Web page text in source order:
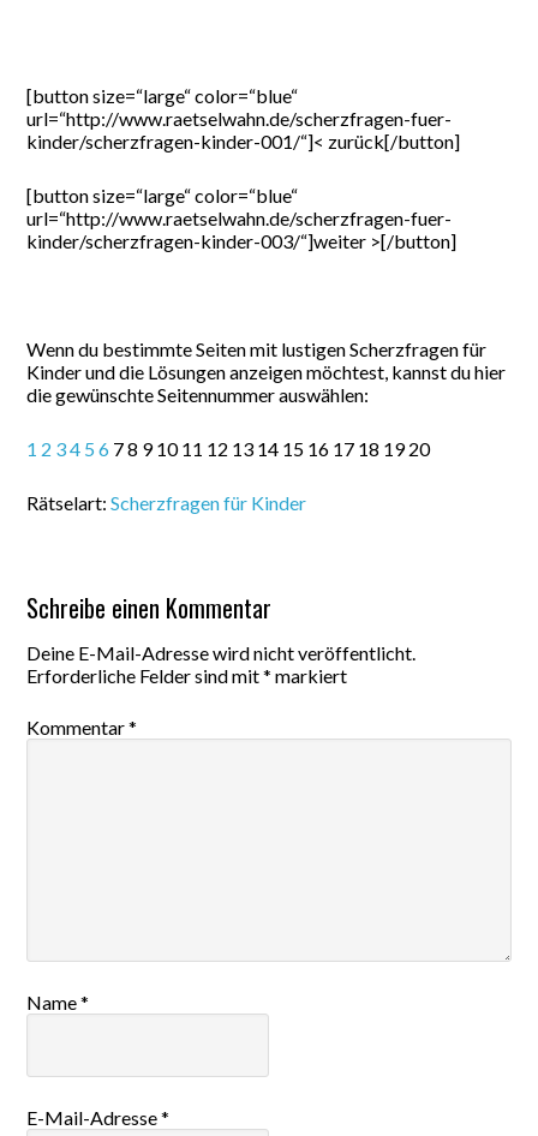
[button size=“large“ color=“blue“
url=“http://www.raetselwahn.de/scherzfragen-fuer-
kinder/scherzfragen-kinder-001/“]< zurück[/button]
[button size=“large“ color=“blue“
url=“http://www.raetselwahn.de/scherzfragen-fuer-
kinder/scherzfragen-kinder-003/“]weiter >[/button]
Wenn du bestimmte Seiten mit lustigen Scherzfragen für
Kinder und die Lösungen anzeigen möchtest, kannst du hier
die gewünschte Seitennummer auswählen:
1 2 34 5 6 7 8 9 10 11 12 13 14 15 16 17 18 19 20
Rätselart:Scherzfragen für Kinder
Schreibe einen Kommentar
Deine E-Mail-Adresse wird nicht veröffentlicht.
Erforderliche Felder sind mit* markiert
Kommentar*
Name*
E-Mail-Adresse*